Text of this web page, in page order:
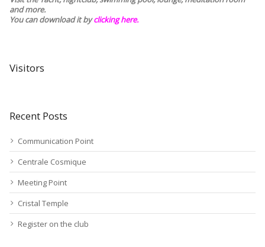
and more.
You can download it byclicking here.
Visitors
Recent Posts
Communication Point
Centrale Cosmique
Meeting Point
Cristal Temple
Register on the club